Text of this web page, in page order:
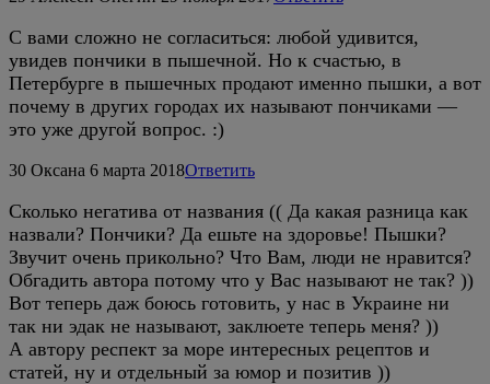
С вами сложно не согласиться: любой удивится,
увидев пончики в пышечной. Но к счастью, в
Петербурге в пышечных продают именно пышки, а вот
почему в других городах их называют пончиками —
это уже другой вопрос. :)
30 Оксана 6 марта 2018Ответить
Сколько негатива от названия (( Да какая разница как
назвали? Пончики? Да ешьте на здоровье! Пышки?
Звучит очень прикольно? Что Вам, люди не нравится?
Обгадить автора потому что у Вас называют не так? ))
Вот теперь даж боюсь готовить, у нас в Украине ни
так ни эдак не называют, заклюете теперь меня? ))
А автору респект за море интересных рецептов и
статей, ну и отдельный за юмор и позитив ))